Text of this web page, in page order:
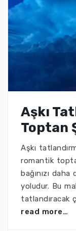
Aşkı
Toptan
Aşkı
romantik
bağınızı
yoludur. Bu
tatlandıracak
read more…